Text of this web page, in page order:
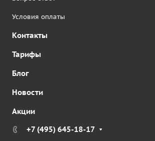
Условия оплаты
Контакты
Тарифы
Блог
Новости
Акции
+7 (495) 645-18-17